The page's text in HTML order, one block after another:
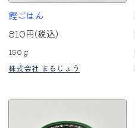
鰹ごはん
810円(税込)
150ｇ
株式会社 まるじょう